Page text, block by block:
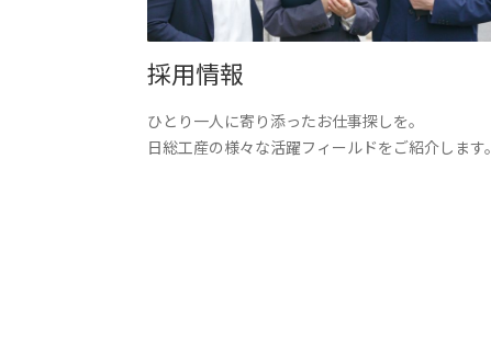
採用情報
ひとり一人に寄り添ったお仕事探しを。
日総工産の様々な活躍フィールドをご紹介します。